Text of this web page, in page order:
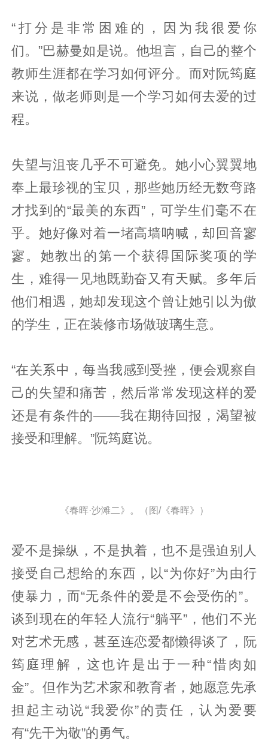
“打分是非常困难的，因为我很爱你
们。”巴赫曼如是说。他坦言，自己的整个
教师生涯都在学习如何评分。而对阮筠庭
来说，做老师则是一个学习如何去爱的过
程。
失望与沮丧几乎不可避免。她小心翼翼地
奉上最珍视的宝贝，那些她历经无数弯路
才找到的“最美的东西”，可学生们毫不在
乎。她好像对着一堵高墙呐喊，却回音寥
寥。她教出的第一个获得国际奖项的学
生，难得一见地既勤奋又有天赋。多年后
他们相遇，她却发现这个曾让她引以为傲
的学生，正在装修市场做玻璃生意。
“在关系中，每当我感到受挫，便会观察自
己的失望和痛苦，然后常常发现这样的爱
还是有条件的——我在期待回报，渴望被
接受和理解。”阮筠庭说。
《春晖·沙滩二》。（图/《春晖》）
爱不是操纵，不是执着，也不是强迫别人
接受自己想给的东西，以“为你好”为由行
使暴力，而“无条件的爱是不会受伤的”。
谈到现在的年轻人流行“躺平”，他们不光
对艺术无感，甚至连恋爱都懒得谈了，阮
筠庭理解，这也许是出于一种“惜肉如
金”。但作为艺术家和教育者，她愿意先承
担起主动说“我爱你”的责任，认为爱要
有“先干为敬”的勇气。